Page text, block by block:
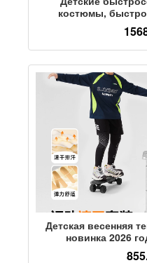
костюмы,
мальчиков,
баскетболу,
бадминтон, осенне-
Детская весенняя
новинка 2026
спортивная